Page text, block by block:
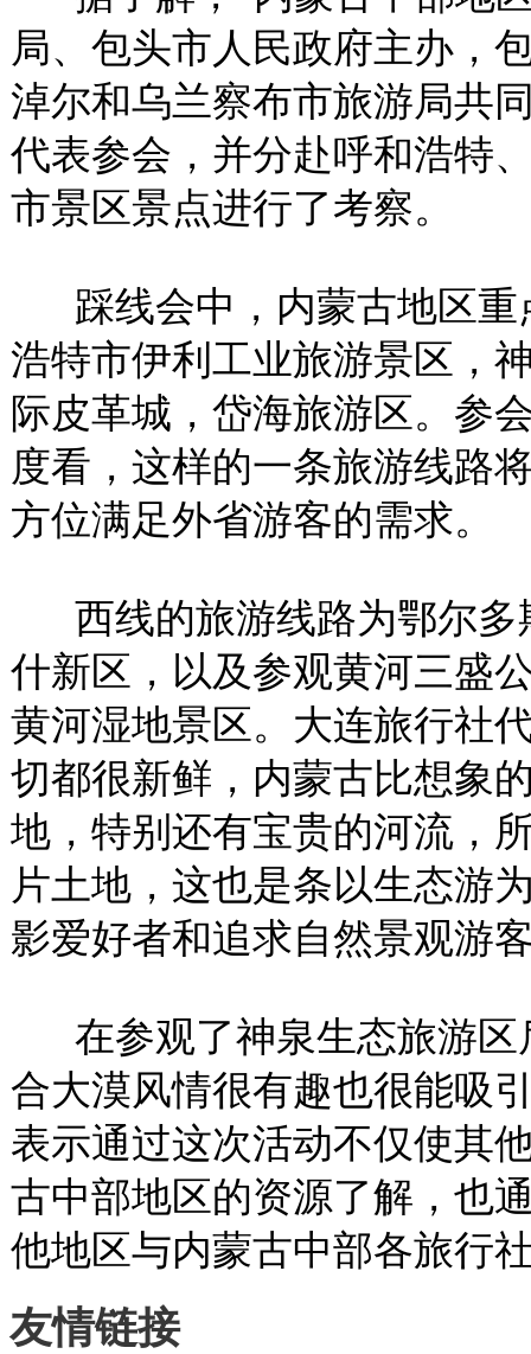
局、包头市人民政府主办，
淖尔和乌兰察布市旅游局共
代表参会，并分赴呼和浩特
市景区景点进行了考察。
踩线会中，内蒙古地区重
浩特市伊利工业旅游景区，
际皮革城，岱海旅游区。参
度看，这样的一条旅游线路
方位满足外省游客的需求。
西线的旅游线路为鄂尔多
什新区，以及参观黄河三盛
黄河湿地景区。大连旅行社
切都很新鲜，内蒙古比想象
地，特别还有宝贵的河流，
片土地，这也是条以生态游
影爱好者和追求自然景观游
在参观了神泉生态旅游区
合大漠风情很有趣也很能吸
表示通过这次活动不仅使其
古中部地区的资源了解，也
他地区与内蒙古中部各旅行
友情链接